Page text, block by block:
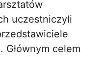
uczestniczyli
Głównym celem